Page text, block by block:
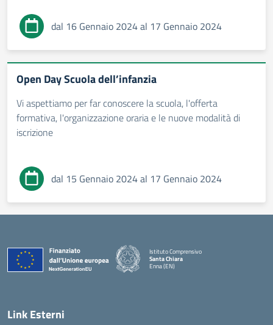
dal 16 Gennaio 2024 al 17 Gennaio 2024
Open Day Scuola dell’infanzia
Vi aspettiamo per far conoscere la scuola, l'offerta
formativa, l'organizzazione oraria e le nuove modalità di
iscrizione
dal 15 Gennaio 2024 al 17 Gennaio 2024
Istituto Comprensivo
Santa Chiara
Enna (EN)
Link Esterni